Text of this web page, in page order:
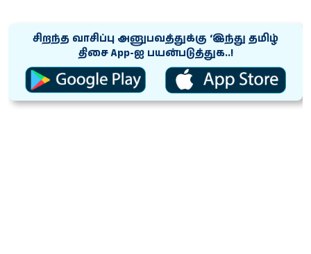
சிறந்த வாசிப்பு அனுபவத்துக்கு ‘இந்து தமிழ்
திசை App-ஐ பயன்படுத்துக..!